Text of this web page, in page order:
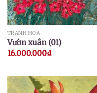
TRANH HOA
Vườn xuân (01)
16.000.000₫